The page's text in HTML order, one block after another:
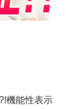
機能性表示